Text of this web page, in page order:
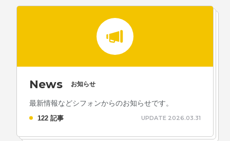
News お知らせ
最新情報などシフォンからのお知らせです。
122 記事 UPDATE 2026.03.31